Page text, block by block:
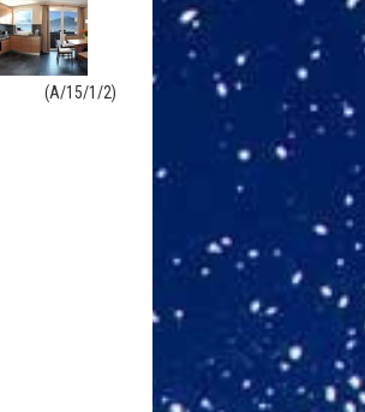
(A/15/1/2)